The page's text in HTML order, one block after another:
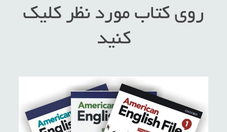
روی کتاب مورد نظر کلیک
کنید